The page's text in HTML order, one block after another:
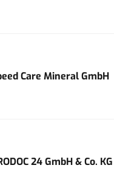
Care Mineral GmbH
24 GmbH & Co. KG